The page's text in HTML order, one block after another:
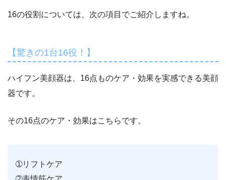
16の役割については、次の項目でご紹介しますね。
【驚きの1台16役！】
ハイフン美顔器は、16点ものケア・効果を実感できる美顔
器です。
その16点のケア・効果はこちらです。
➀リフトケア